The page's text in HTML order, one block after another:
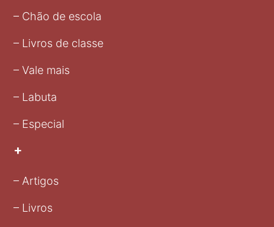
– Chão de escola
– Livros de classe
– Vale mais
– Labuta
– Especial
+
– Artigos
– Livros